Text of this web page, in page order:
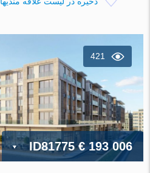
421
ID81775€ 193 006